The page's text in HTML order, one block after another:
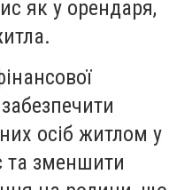
як у орендаря,
осіб житлом у
та зменшити